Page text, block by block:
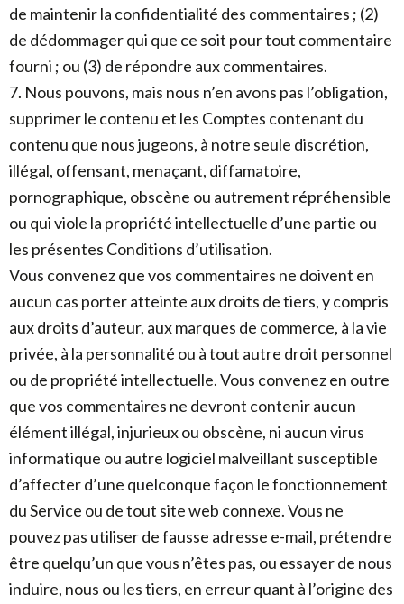
de maintenir la confidentialité des commentaires ; (2)
de dédommager qui que ce soit pour tout commentaire
fourni ; ou (3) de répondre aux commentaires.
7. Nous pouvons, mais nous n’en avons pas l’obligation,
supprimer le contenu et les Comptes contenant du
contenu que nous jugeons, à notre seule discrétion,
illégal, offensant, menaçant, diffamatoire,
pornographique, obscène ou autrement répréhensible
ou qui viole la propriété intellectuelle d’une partie ou
les présentes Conditions d’utilisation.
Vous convenez que vos commentaires ne doivent en
aucun cas porter atteinte aux droits de tiers, y compris
aux droits d’auteur, aux marques de commerce, à la vie
privée, à la personnalité ou à tout autre droit personnel
ou de propriété intellectuelle. Vous convenez en outre
que vos commentaires ne devront contenir aucun
élément illégal, injurieux ou obscène, ni aucun virus
informatique ou autre logiciel malveillant susceptible
d’affecter d’une quelconque façon le fonctionnement
du Service ou de tout site web connexe. Vous ne
pouvez pas utiliser de fausse adresse e-mail, prétendre
être quelqu’un que vous n’êtes pas, ou essayer de nous
induire, nous ou les tiers, en erreur quant à l’origine des